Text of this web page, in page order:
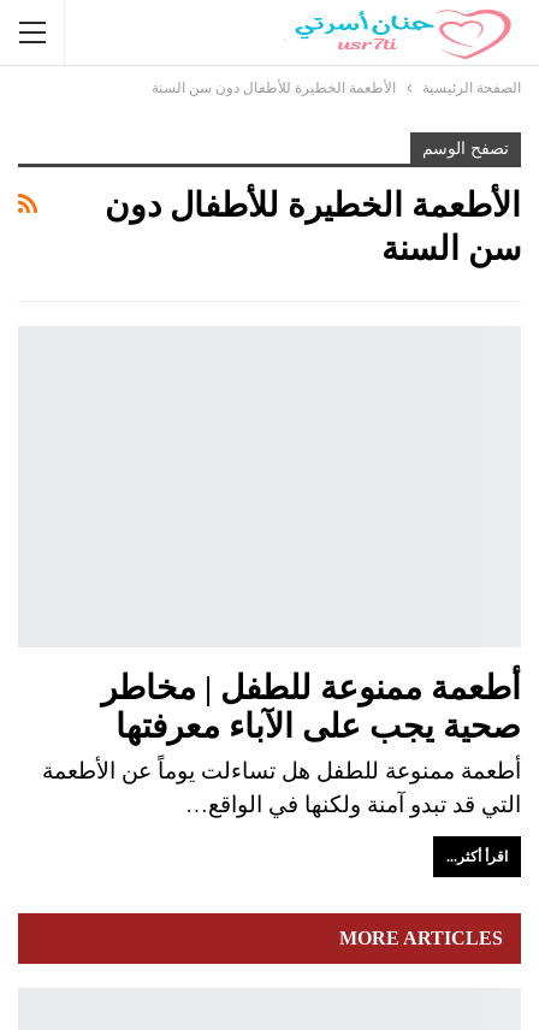
الصفحة الرئيسية الأطعمة الخطيرة للأطفال دون سن السنة
تصفح الوسم
الأطعمة الخطيرة للأطفال دون
سن السنة
أطعمة ممنوعة للطفل | مخاطر
صحية يجب على الآباء معرفتها
أطعمة ممنوعة للطفل هل تساءلت يوماً عن الأطعمة
التي قد تبدو آمنة ولكنها في الواقع…
اقرأ أكثر...
MORE ARTICLES